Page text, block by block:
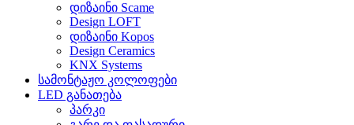
დიზაინი Scame
Design LOFT
დიზაინი Kopos
Design Ceramics
KNX Systems
სამონტაჟო კოლოფები
LED განათება
პარკი